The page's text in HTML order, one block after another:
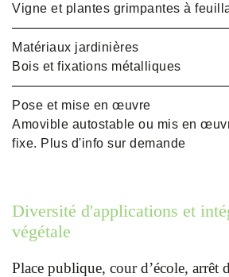
Vigne et plantes grimpantes à
Matériaux jardinières
Bois et fixations métalliques
Pose et mise en œuvre
Amovible autostable ou mis en
fixe. Plus d'info sur demande
Diversité d'applications et
végétale
Place publique, cour d’école, arrêt